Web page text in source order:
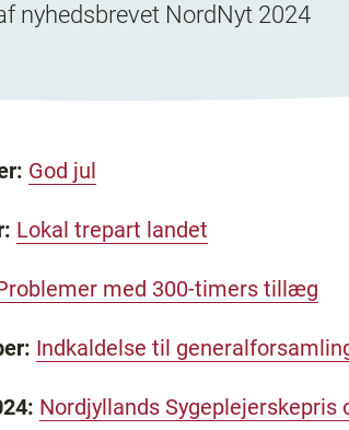
nyhedsbrevet NordNyt 2024
God jul
Lokal trepart landet
med 300-timers tillæg
Indkaldelse til
Nordjyllands